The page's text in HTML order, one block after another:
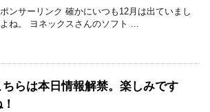
ンサーリンク 確かにいつも12月は出ていまし
ね。 ヨネックスさんのソフト ...
ちらは本日情報解禁。楽しみです